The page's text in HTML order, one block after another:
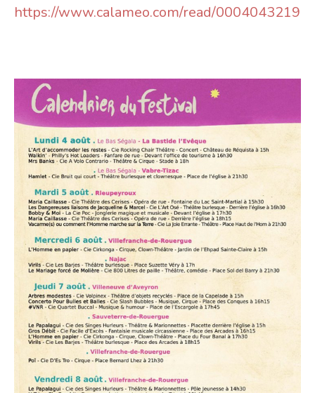
https://www.calameo.com/read/